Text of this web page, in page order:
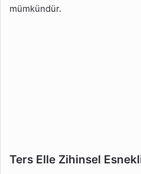
mümkündür.
Ters Elle Zihinsel